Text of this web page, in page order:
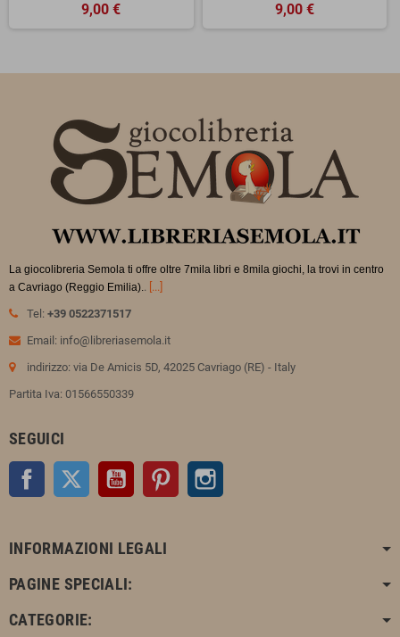
9,00 € 9,00 €
La giocolibreria Semola ti offre oltre 7mila libri e 8mila giochi, la trovi in centro
a Cavriago (Reggio Emilia).. [...]
Tel: +39 0522371517
Email: info@libreriasemola.it
indirizzo: via De Amicis 5D, 42025 Cavriago (RE) - Italy
Partita Iva: 01566550339
SEGUICI
Facebook Twitter YouTube Pinterest
INFORMAZIONI LEGALI
PAGINE SPECIALI:
CATEGORIE: